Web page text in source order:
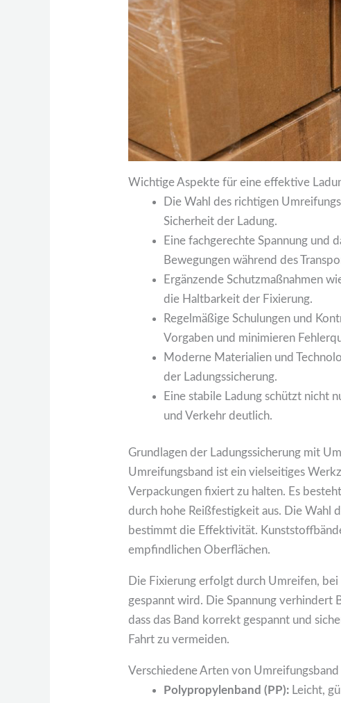
Wichtige Aspekte für eine effektive
Die Wahl des richtigen
Sicherheit der Ladung.
Eine fachgerechte Spannung und
Bewegungen während des
Ergänzende Schutzmaßnahmen
die Haltbarkeit der Fixierung.
Regelmäßige Schulungen und
Vorgaben und minimieren
Moderne Materialien und
der Ladungssicherung.
Eine stabile Ladung schützt nicht
und Verkehr deutlich.
Grundlagen der Ladungssicherung mit
Umreifungsband ist ein vielseitiges
Verpackungen fixiert zu halten. Es
durch hohe Reißfestigkeit aus. Die Wahl
bestimmt die Effektivität.
empfindlichen Oberflächen.
Die Fixierung erfolgt durch Umreifen,
gespannt wird. Die Spannung verhindert
dass das Band korrekt gespannt und
Fahrt zu vermeiden.
Verschiedene Arten von Umreifungsband
Polypropylenband (PP): Leicht,